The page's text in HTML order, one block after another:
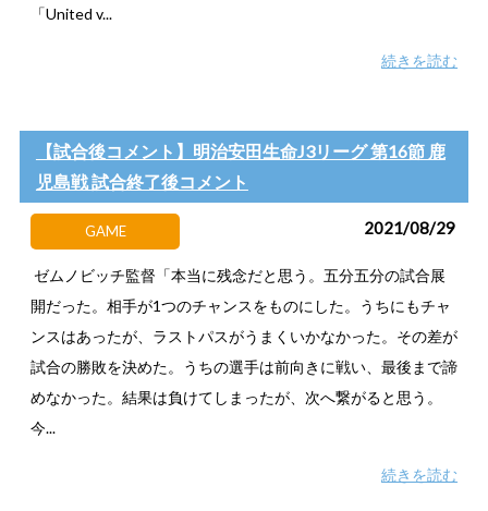
「United v...
続きを読む
【試合後コメント】明治安田生命J3リーグ 第16節 鹿
児島戦 試合終了後コメント
GAME 2021/08/29
ゼムノビッチ監督「本当に残念だと思う。五分五分の試合展
開だった。相手が1つのチャンスをものにした。うちにもチャ
ンスはあったが、ラストパスがうまくいかなかった。その差が
試合の勝敗を決めた。うちの選手は前向きに戦い、最後まで諦
めなかった。結果は負けてしまったが、次へ繋がると思う。
今...
続きを読む